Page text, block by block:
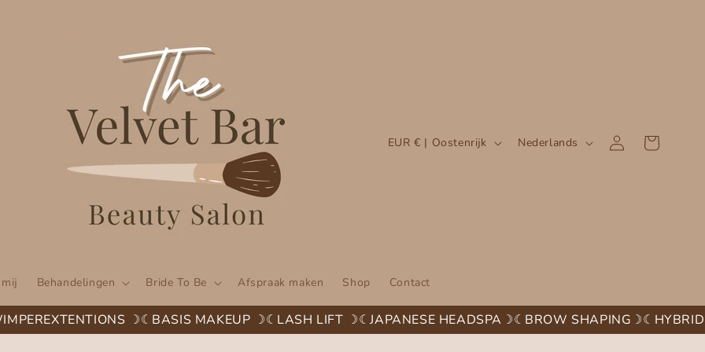
Behandelingen Bride To Be Afspraak maken Shop Contact
L
g
i
EUR € | Oostenrijk
TNederlands Inloggen
Winkelwagen
☽☾BASIS MAKEUP ☽☾LASH LIFT ☽☾JAPANESE HEADSPA☽☾BROW SHAPING☽☾HYBRID